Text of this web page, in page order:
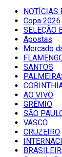
NOTÍCIAS
Copa 2026
SELEÇÃO
Apostas
Mercado
SANTOS
AO VIVO
GRÊMIO
SĀO
VASCO
CRUZEIRO